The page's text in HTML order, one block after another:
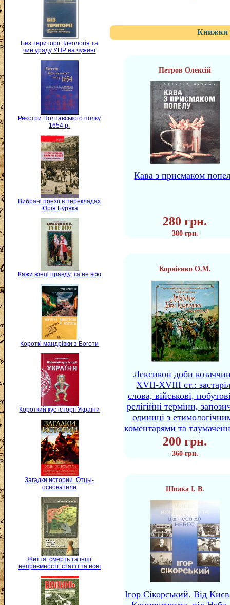
Без території. Ідеологія та
чин уряду УНР на чужині
Реєстри Полтавського полку
1654 р.
Вибрані поезії в перекладах
Юрія Буряка
Кажи жінці правду, та не всю
Короткі мандрівки з Боготи
Короткий кус історії України
Загадки истории. Отцы-
основатели
Життя, смерть та інші
неприємності: статті та есеї
Книжки
Петров Олексій
Кава з присмаком
280 грн.
380 грн.
Корнієнко О.М.
Лексикон доби
XVII-XVIII ст.:
слова, військові,
релігійні терміни,
одиниці з
коментарями та
200 грн.
360 грн.
Шпака І. В.
Ігор Сікорський. Від